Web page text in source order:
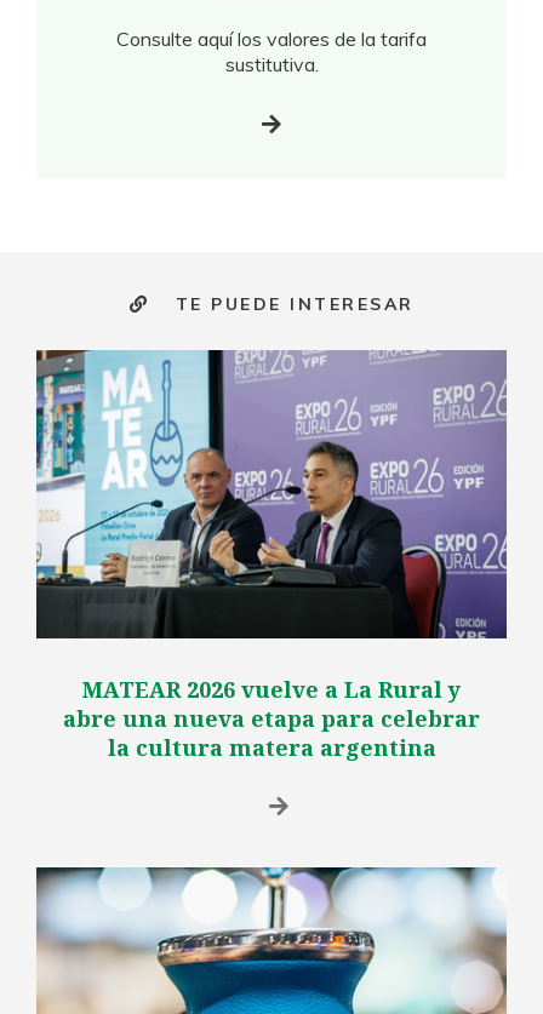
Consulte aquí los valores de la tarifa
sustitutiva.
TE PUEDE INTERESAR
MATEAR 2026 vuelve a La Rural y
abre una nueva etapa para celebrar
la cultura matera argentina